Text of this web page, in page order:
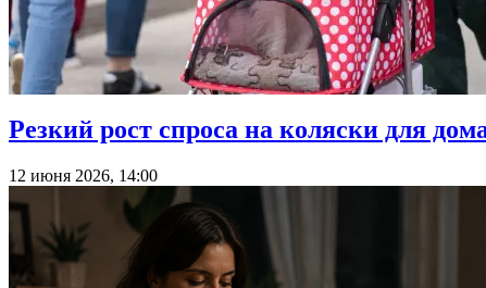
Резкий рост спроса на коляски для
12 июня 2026, 14:00